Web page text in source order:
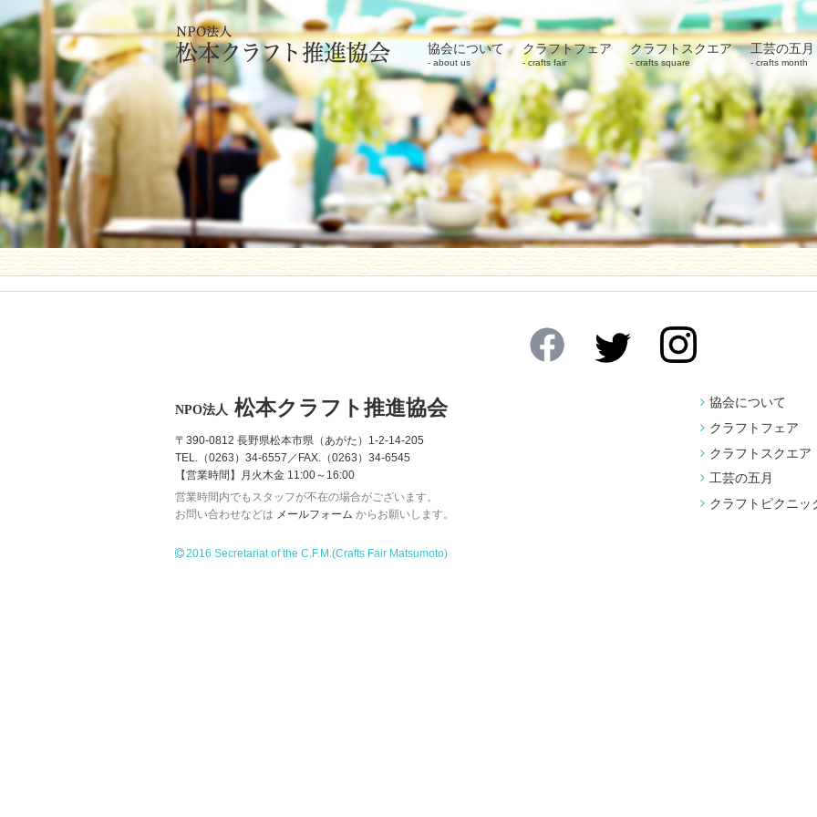
協会について
about us
クラフトフェア
crafts fair
クラフトスクエア
crafts square
工芸の五月
crafts month
協会について
クラフトフェア
クラフトスクエア
工芸の五月
クラフトピクニッ
NPO法人 松本クラフト推進協会
〒390-0812 長野県松本市県（あがた）1-2-14-205
TEL.（0263）34-6557／FAX.（0263）34-6545
【営業時間】月火木金 11:00～16:00
営業時間内でもスタッフが不在の場合がございます。
お問い合わせなどは メールフォーム からお願いします。
2016 Secretariat of the C.F.M.(Crafts Fair Matsumoto)